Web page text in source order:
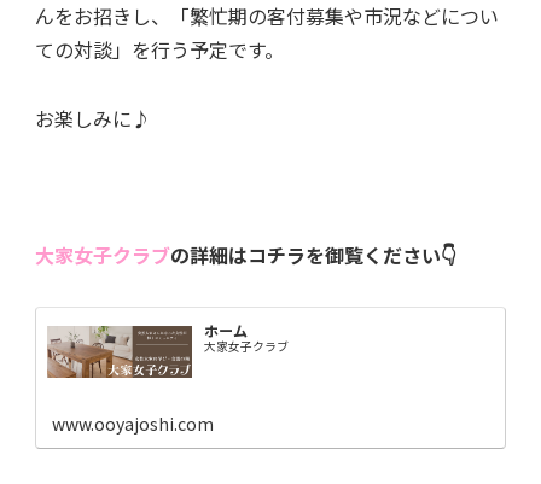
んをお招きし、「繁忙期の客付募集や市況などについ
ての対談」を行う予定です。
お楽しみに♪
大家女子クラブの詳細はコチラを御覧ください👇
ホーム
大家女子クラブ
www.ooyajoshi.com